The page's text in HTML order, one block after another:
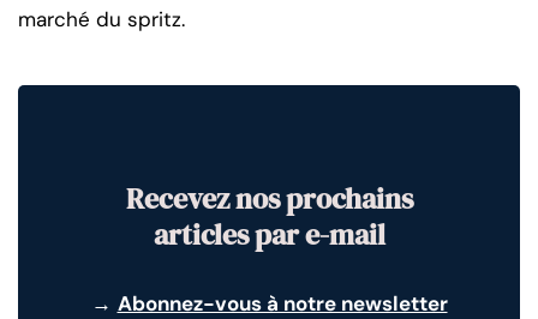
marché du spritz.
Recevez nos prochains
articles par e-mail
→ Abonnez-vous à notre newsletter